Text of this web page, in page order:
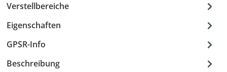
Verstellbereiche
Eigenschaften
GPSR-Info
Beschreibung